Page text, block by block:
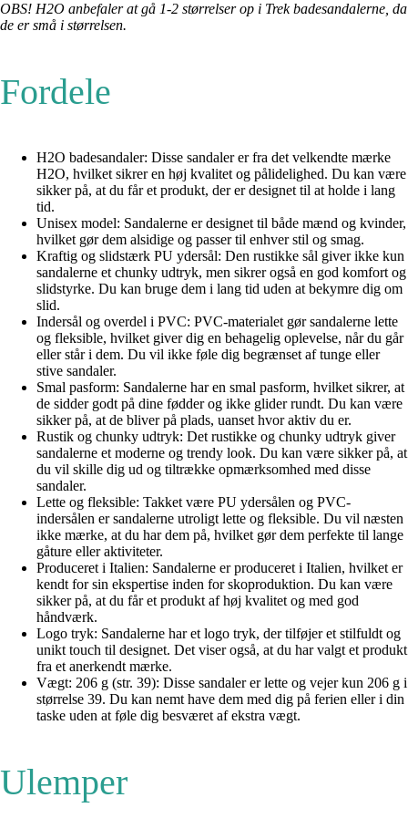
OBS! H2O anbefaler at gå 1-2 størrelser op i Trek badesandalerne, da
de er små i størrelsen.
Fordele
H2O badesandaler: Disse sandaler er fra det velkendte mærke
H2O, hvilket sikrer en høj kvalitet og pålidelighed. Du kan være
sikker på, at du får et produkt, der er designet til at holde i lang
tid.
Unisex model: Sandalerne er designet til både mænd og kvinder,
hvilket gør dem alsidige og passer til enhver stil og smag.
Kraftig og slidstærk PU ydersål: Den rustikke sål giver ikke kun
sandalerne et chunky udtryk, men sikrer også en god komfort og
slidstyrke. Du kan bruge dem i lang tid uden at bekymre dig om
slid.
Indersål og overdel i PVC: PVC-materialet gør sandalerne lette
og fleksible, hvilket giver dig en behagelig oplevelse, når du går
eller står i dem. Du vil ikke føle dig begrænset af tunge eller
stive sandaler.
Smal pasform: Sandalerne har en smal pasform, hvilket sikrer, at
de sidder godt på dine fødder og ikke glider rundt. Du kan være
sikker på, at de bliver på plads, uanset hvor aktiv du er.
Rustik og chunky udtryk: Det rustikke og chunky udtryk giver
sandalerne et moderne og trendy look. Du kan være sikker på, at
du vil skille dig ud og tiltrække opmærksomhed med disse
sandaler.
Lette og fleksible: Takket være PU ydersålen og PVC-
indersålen er sandalerne utroligt lette og fleksible. Du vil næsten
ikke mærke, at du har dem på, hvilket gør dem perfekte til lange
gåture eller aktiviteter.
Produceret i Italien: Sandalerne er produceret i Italien, hvilket er
kendt for sin ekspertise inden for skoproduktion. Du kan være
sikker på, at du får et produkt af høj kvalitet og med god
håndværk.
Logo tryk: Sandalerne har et logo tryk, der tilføjer et stilfuldt og
unikt touch til designet. Det viser også, at du har valgt et produkt
fra et anerkendt mærke.
Vægt: 206 g (str. 39): Disse sandaler er lette og vejer kun 206 g i
størrelse 39. Du kan nemt have dem med dig på ferien eller i din
taske uden at føle dig besværet af ekstra vægt.
Ulemper